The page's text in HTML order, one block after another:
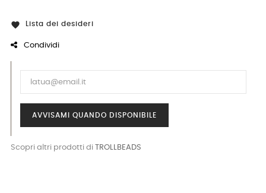
 Lista dei desideri
Condividi
AVVISAMI QUANDO DISPONIBILE
Scopri altri prodotti di TROLLBEADS